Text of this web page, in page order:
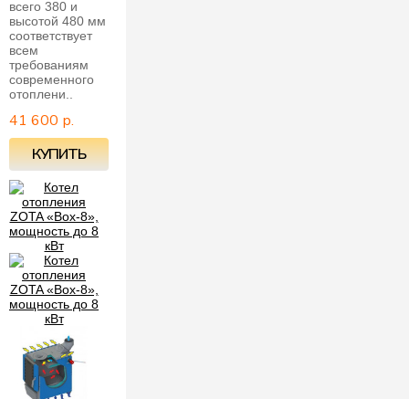
всего 380 и
высотой 480 мм
соответствует
всем
требованиям
современного
отоплени..
41 600 р.